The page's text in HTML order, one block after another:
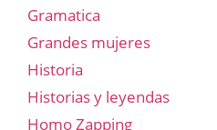
Gramatica
Grandes mujeres
Historia
Historias y leyendas
Homo Zapping